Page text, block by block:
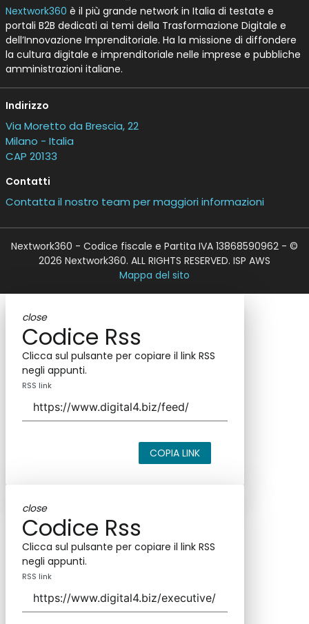
Nextwork360 è il più grande network in Italia di testate e
portali B2B dedicati ai temi della Trasformazione Digitale e
dell’Innovazione Imprenditoriale. Ha la missione di diffondere
la cultura digitale e imprenditoriale nelle imprese e pubbliche
amministrazioni italiane.
Indirizzo
Via Moretto da Brescia, 22
Milano - Italia
CAP 20133
Contatti
Contatta il nostro team per maggiori informazioni
Nextwork360 - Codice fiscale e Partita IVA 13868590962 - ©
2026 Nextwork360. ALL RIGHTS RESERVED. ISP AWS
Mappa del sito
close
Codice Rss
Clicca sul pulsante per copiare il link RSS
negli appunti.
RSS link
COPIA LINK
close
Codice Rss
Clicca sul pulsante per copiare il link RSS
negli appunti.
RSS link